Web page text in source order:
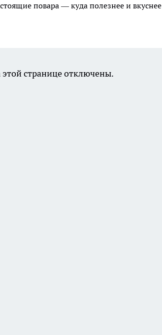
повара — куда полезнее и вкуснее
странице отключены.